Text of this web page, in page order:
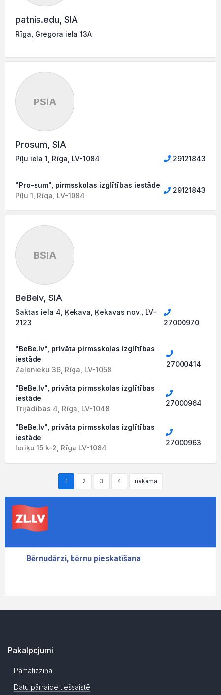
patnis.edu, SIA
Rīga, Gregora iela 13A
PSIA
Prosum, SIA
Pīļu iela 1, Rīga, LV-1084 29121843
"Pro-sum", pirmsskolas izglītības iestāde
Pīļu 1, Rīga, LV-1084
29121843
BSIA
BeBelv, SIA
Saktas iela 4, Ķekava, Ķekavas nov., LV-
2123
27000970
"BeBe.lv", privāta pirmsskolas izglītības
iestāde
Zaļenieku 36, Rīga, LV-1058
27000414
"BeBe.lv", privāta pirmsskolas izglītības
iestāde
Trijādības 4, Rīga, LV-1048
27000964
"BeBe.lv", privāta pirmsskolas izglītības
iestāde
Ieriķu 15 k-2, Rīga LV-1084
27000963
1 2 3 4 nākamā
Pakalpojumi
Pamatizziņa
Datu pārraide tiešsaistē